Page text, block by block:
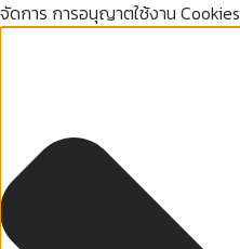
จัดการ การอนุญาตใช้งาน Cookies